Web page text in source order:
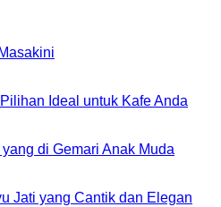
Ideal untuk Kafe Anda
di Gemari Anak Muda
Jati yang Cantik dan Elegan